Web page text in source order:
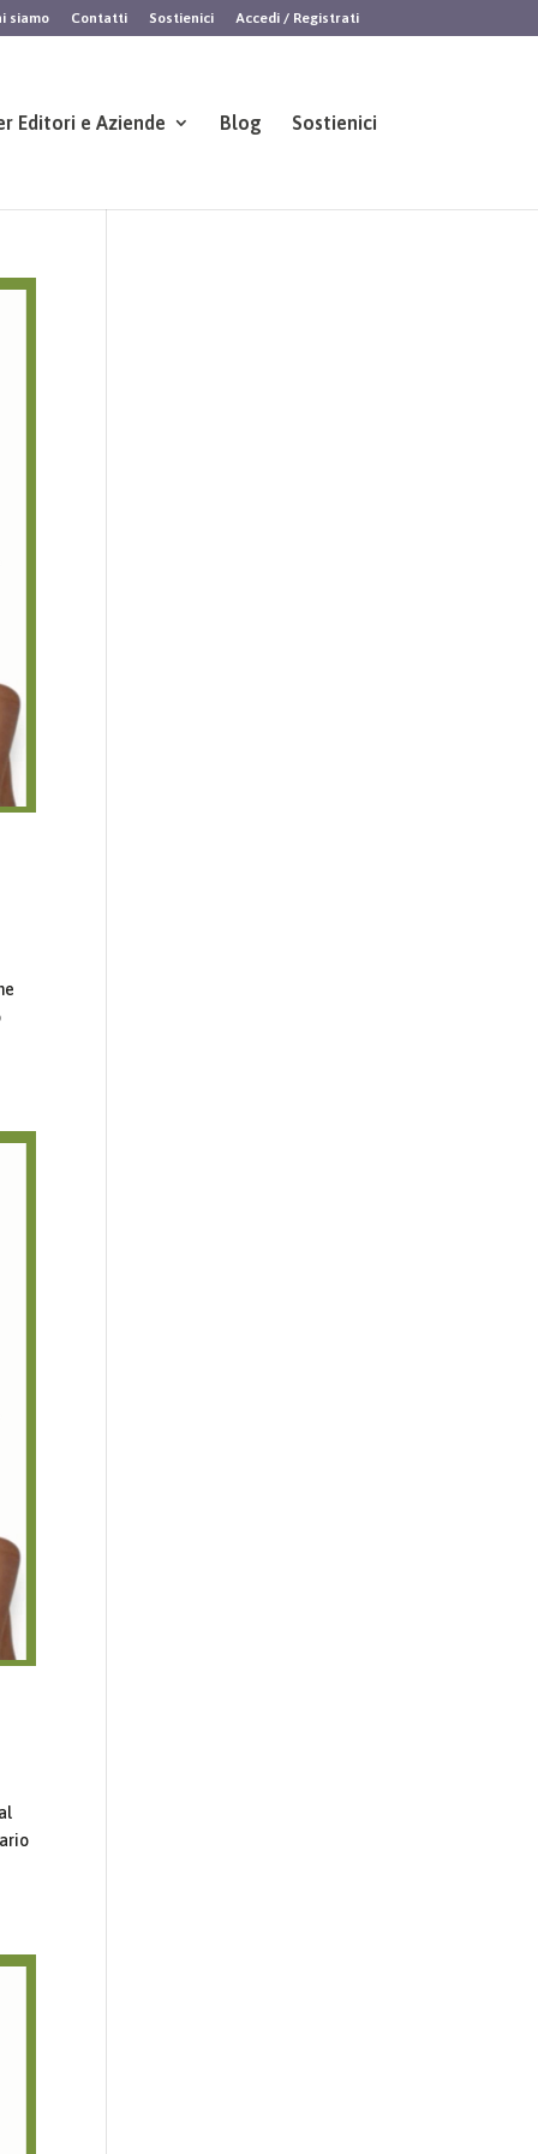
siamo Contatti Sostienici Accedi / Registrati
Editori e Aziende Blog Sostienici